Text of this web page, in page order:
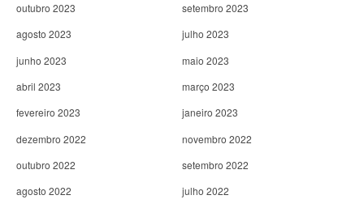
outubro 2023
setembro 2023
agosto 2023
julho 2023
junho 2023
maio 2023
abril 2023
março 2023
fevereiro 2023
janeiro 2023
dezembro 2022
novembro 2022
outubro 2022
setembro 2022
agosto 2022
julho 2022